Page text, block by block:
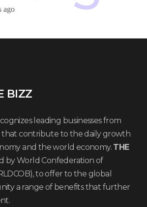
ago
BIZZ
leading businesses from
that contribute to the daily growth
and the world economy. THE
by World Confederation of
to offer to the global
a range of benefits that further